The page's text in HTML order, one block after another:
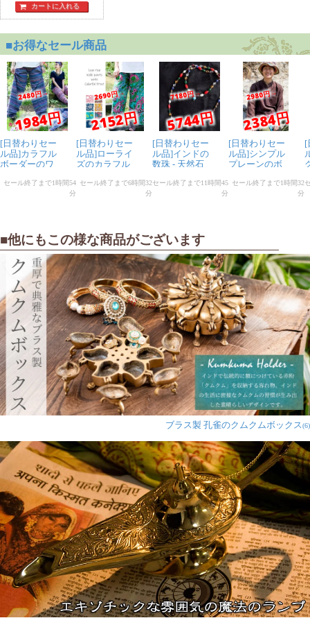
カートに入れる
■他にもこの様な商品がございます
ブラス製 孔雀のクムクムボックス(6)